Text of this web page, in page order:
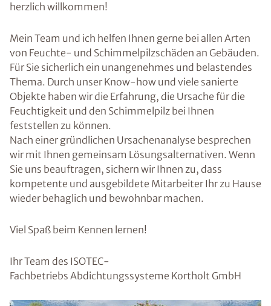
herzlich willkommen!
Mein Team und ich helfen Ihnen gerne bei allen Arten
von Feuchte- und Schimmelpilzschäden an Gebäuden.
Für Sie sicherlich ein unangenehmes und belastendes
Thema. Durch unser Know-how und viele sanierte
Objekte haben wir die Erfahrung, die Ursache für die
Feuchtigkeit und den Schimmelpilz bei Ihnen
feststellen zu können.
Nach einer gründlichen Ursachenanalyse besprechen
wir mit Ihnen gemeinsam Lösungsalternativen. Wenn
Sie uns beauftragen, sichern wir Ihnen zu, dass
kompetente und ausgebildete Mitarbeiter Ihr zu Hause
wieder behaglich und bewohnbar machen.
Viel Spaß beim Kennen lernen!
Ihr Team des ISOTEC-
Fachbetriebs Abdichtungssysteme Kortholt GmbH